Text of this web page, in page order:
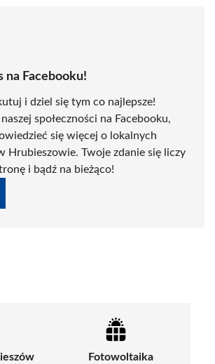
na Facebooku!
i dziel się tym co najlepsze!
naszej społeczności na Facebooku,
się więcej o lokalnych
Hrubieszowie. Twoje zdanie się liczy
i bądź na bieżąco!
Fotowoltaika